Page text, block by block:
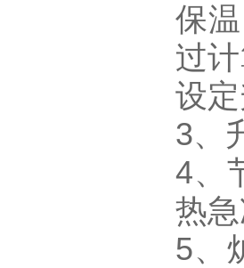
保
过
设
3、
4、
热
5、